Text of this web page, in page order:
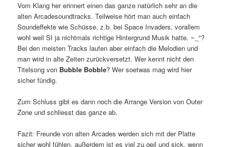
Vom Klang her erinnert einen das ganze natürlich sehr an die
alten Arcadesoundtracks. Teilweise hört man auch einfach
Soundeffekte wie Schüsse, z.b. bei Space Invaders, vorallem
wohl weil SI ja nichtmals richtige Hintergrund Musik hatte. ~_°?
Bei den meisten Tracks laufen aber einfach die Melodien und
man wird in alte Zeiten zurückversetzt. Wer kennt nicht den
Titelsong von Bubble Bobble? Wer soetwas mag wird hier
sicher fündig.
Zum Schluss gibt es dann noch die Arrange Version von Outer
Zone und schliesst das ganze ab.
Fazit: Freunde von alten Arcades werden sich mit der Platte
sicher wohl fühlen, außerdem ist es viel zu geil und sick, wenn